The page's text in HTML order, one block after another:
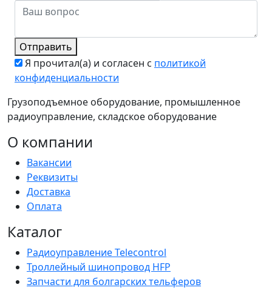
Отправить
Я прочитал(а) и согласен с политикой
конфиденциальности
Грузоподъемное оборудование, промышленное
радиоуправление, складское оборудование
О компании
Вакансии
Реквизиты
Доставка
Оплата
Каталог
Радиоуправление Telecontrol
Троллейный шинопровод HFP
Запчасти для болгарских тельферов